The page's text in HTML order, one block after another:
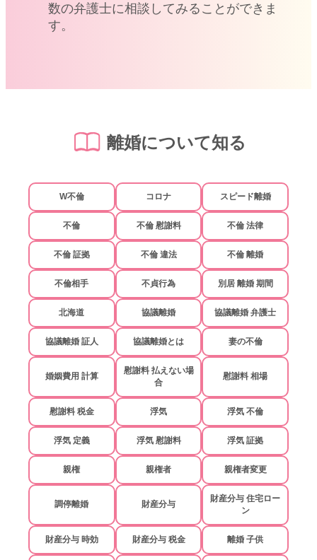
数の弁護士に相談してみることができま
す。
離婚について知る
W不倫 コロナ スピード離婚
不倫 不倫 慰謝料 不倫 法律
不倫 証拠 不倫 違法 不倫 離婚
不倫相手 不貞行為 別居 離婚 期間
北海道 協議離婚 協議離婚 弁護士
協議離婚 証人 協議離婚とは 妻の不倫
婚姻費用 計算
慰謝料 払えない場
合
慰謝料 相場
慰謝料 税金 浮気 浮気 不倫
浮気 定義 浮気 慰謝料 浮気 証拠
親権 親権者 親権者変更
調停離婚 財産分与
財産分与 住宅ロー
ン
財産分与 時効 財産分与 税金 離婚 子供